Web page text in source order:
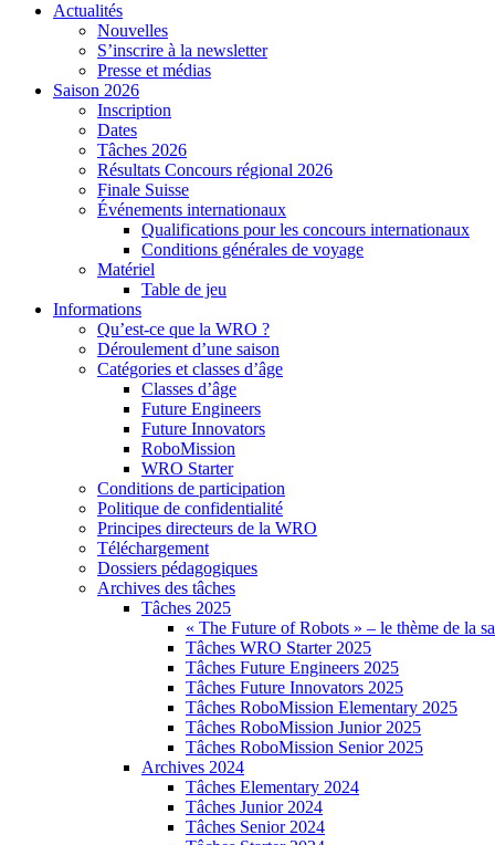
Actualités
Nouvelles
S’inscrire à la newsletter
Presse et médias
Saison 2026
Inscription
Dates
Tâches 2026
Résultats Concours régional 2026
Finale Suisse
Événements internationaux
Qualifications pour les concours internationaux
Conditions générales de voyage
Matériel
Table de jeu
Informations
Qu’est-ce que la WRO ?
Déroulement d’une saison
Catégories et classes d’âge
Classes d’âge
Future Engineers
Future Innovators
RoboMission
WRO Starter
Conditions de participation
Politique de confidentialité
Principes directeurs de la WRO
Téléchargement
Dossiers pédagogiques
Archives des tâches
Tâches 2025
« The Future of Robots » – le thème de la
Tâches WRO Starter 2025
Tâches Future Engineers 2025
Tâches Future Innovators 2025
Tâches RoboMission Elementary 2025
Tâches RoboMission Junior 2025
Tâches RoboMission Senior 2025
Archives 2024
Tâches Elementary 2024
Tâches Junior 2024
Tâches Senior 2024